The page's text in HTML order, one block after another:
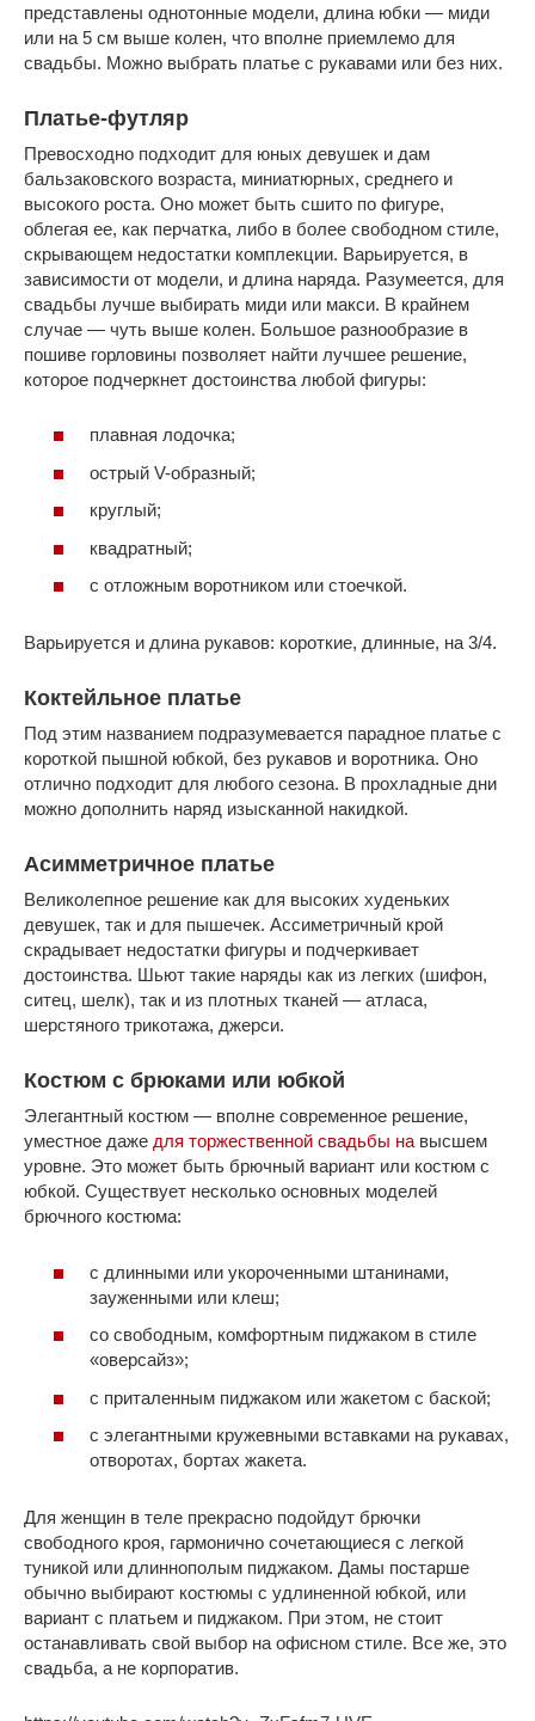
представлены однотонные модели, длина юбки — миди
или на 5 см выше колен, что вполне приемлемо для
свадьбы. Можно выбрать платье с рукавами или без них.
Платье-футляр
Превосходно подходит для юных девушек и дам
бальзаковского возраста, миниатюрных, среднего и
высокого роста. Оно может быть сшито по фигуре,
облегая ее, как перчатка, либо в более свободном стиле,
скрывающем недостатки комплекции. Варьируется, в
зависимости от модели, и длина наряда. Разумеется, для
свадьбы лучше выбирать миди или макси. В крайнем
случае — чуть выше колен. Большое разнообразие в
пошиве горловины позволяет найти лучшее решение,
которое подчеркнет достоинства любой фигуры:
плавная лодочка;
острый V-образный;
круглый;
квадратный;
с отложным воротником или стоечкой.
Варьируется и длина рукавов: короткие, длинные, на 3/4.
Коктейльное платье
Под этим названием подразумевается парадное платье с
короткой пышной юбкой, без рукавов и воротника. Оно
отлично подходит для любого сезона. В прохладные дни
можно дополнить наряд изысканной накидкой.
Асимметричное платье
Великолепное решение как для высоких худеньких
девушек, так и для пышечек. Ассиметричный крой
скрадывает недостатки фигуры и подчеркивает
достоинства. Шьют такие наряды как из легких (шифон,
ситец, шелк), так и из плотных тканей — атласа,
шерстяного трикотажа, джерси.
Костюм с брюками или юбкой
Элегантный костюм — вполне современное решение,
уместное даже для торжественной свадьбы на высшем
уровне. Это может быть брючный вариант или костюм с
юбкой. Существует несколько основных моделей
брючного костюма:
с длинными или укороченными штанинами,
зауженными или клеш;
со свободным, комфортным пиджаком в стиле
«оверсайз»;
с приталенным пиджаком или жакетом с баской;
с элегантными кружевными вставками на рукавах,
отворотах, бортах жакета.
Для женщин в теле прекрасно подойдут брючки
свободного кроя, гармонично сочетающиеся с легкой
туникой или длиннополым пиджаком. Дамы постарше
обычно выбирают костюмы с удлиненной юбкой, или
вариант с платьем и пиджаком. При этом, не стоит
останавливать свой выбор на офисном стиле. Все же, это
свадьба, а не корпоратив.